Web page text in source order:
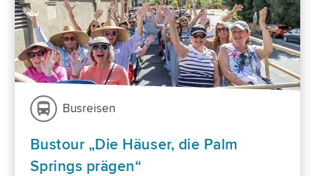
Busreisen
Bustour „Die Häuser, die Palm
Springs prägen“